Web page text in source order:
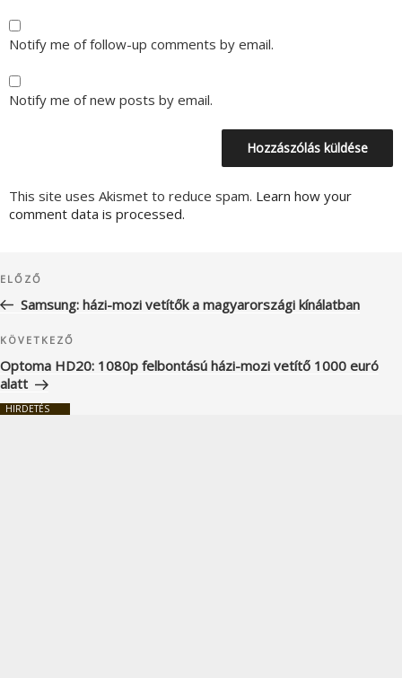
Notify me of follow-up comments by email.
Notify me of new posts by email.
This site uses Akismet to reduce spam. Learn how your
comment data is processed.
navigáció
Korábbi
bejegyzés
ELŐZŐ
Samsung: házi-mozi vetítők a magyarországi kínálatban
Következő
bejegyzés
KÖVETKEZŐ
Optoma HD20: 1080p felbontású házi-mozi vetítő 1000 euró
alatt
HIRDETÉS